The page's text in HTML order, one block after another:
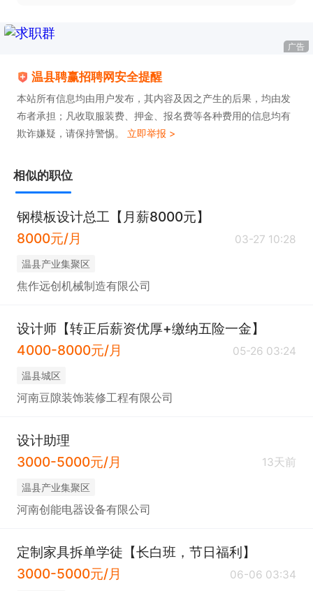
广告
温县聘赢招聘网安全提醒
本站所有信息均由用户发布，其内容及因之产生的后果，均由发
布者承担；凡收取服装费、押金、报名费等各种费用的信息均有
欺诈嫌疑，请保持警惕。 立即举报 >
相似的职位
钢模板设计总工【月薪8000元】
8000元/月
03-27 10:28
温县产业集聚区
焦作远创机械制造有限公司
设计师【转正后薪资优厚+缴纳五险一金】
4000-8000元/月
05-26 03:24
温县城区
河南豆隙装饰装修工程有限公司
设计助理
3000-5000元/月
13天前
温县产业集聚区
河南创能电器设备有限公司
定制家具拆单学徒【长白班，节日福利】
3000-5000元/月
06-06 03:34